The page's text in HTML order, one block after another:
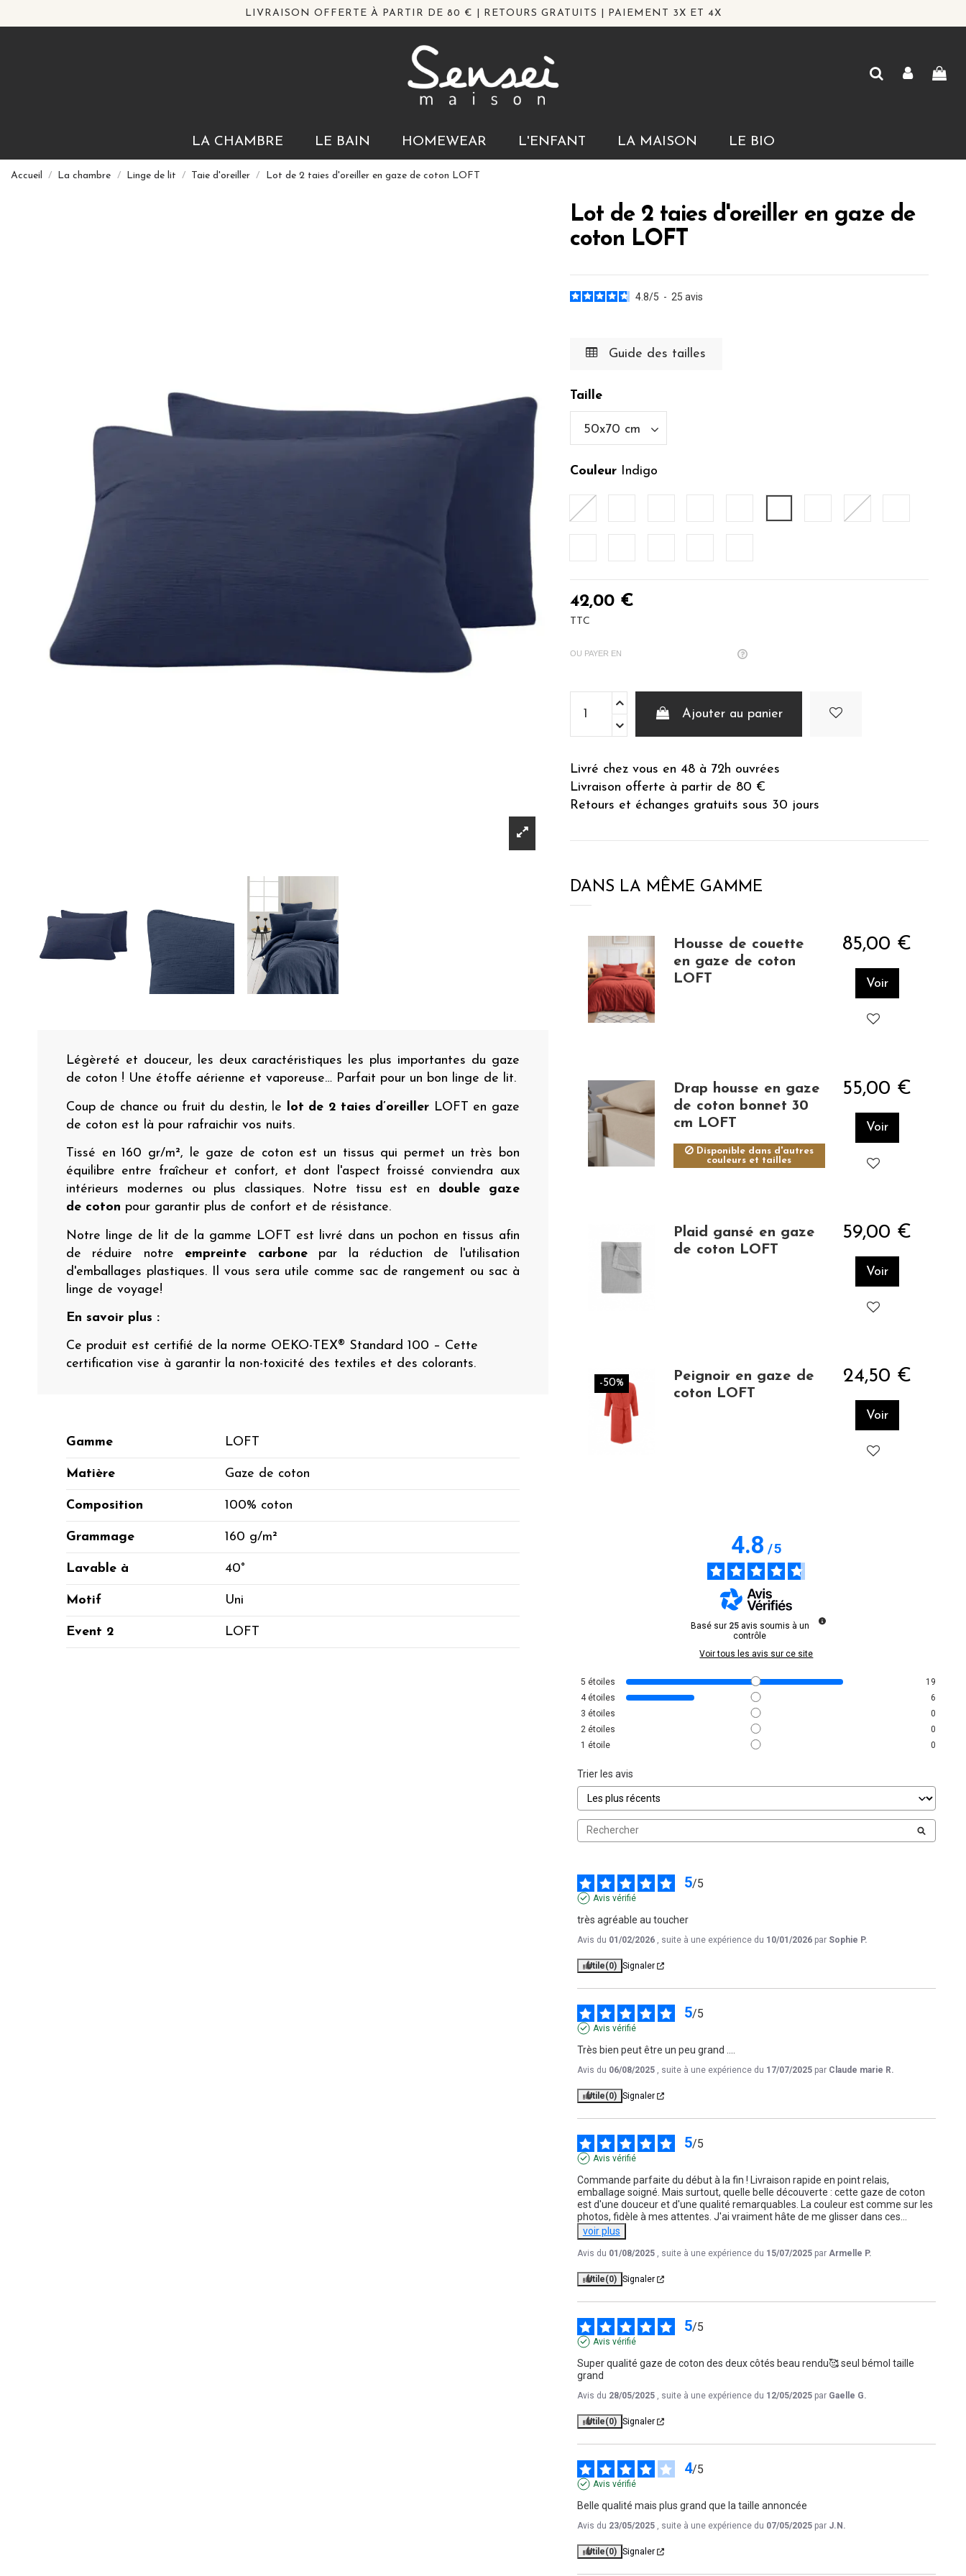
LIVRAISON OFFERTE À PARTIR DE 80 € | RETOURS GRATUITS | PAIEMENT 3X ET 4X
LA CHAMBRE LE BAIN HOMEWEAR L'ENFANT LA MAISON LE BIO
Accueil La chambre Linge de lit Taie d'oreiller Lot de 2 taies d'oreiller en gaze de coton LOFT
Légèreté et douceur, les deux caractéristiques les plus importantes du gaze
de coton ! Une étoffe aérienne et vaporeuse… Parfait pour un bon linge de lit.
Coup de chance ou fruit du destin, le lot de 2 taies d’oreiller LOFT en gaze
de coton est là pour rafraichir vos nuits.
Tissé en 160 gr/m², le gaze de coton est un tissus qui permet un très bon
équilibre entre fraîcheur et confort, et dont l'aspect froissé conviendra aux
intérieurs modernes ou plus classiques. Notre tissu est en double gaze
de coton pour garantir plus de confort et de résistance.
Notre linge de lit de la gamme LOFT est livré dans un pochon en tissus afin
de réduire notre empreinte carbonepar la réduction de l'utilisation
d'emballages plastiques. Il vous sera utile comme sac de rangement ou sac à
linge de voyage!
En savoir plus :
Ce produit est certifié de la norme OEKO-TEX® Standard 100 – Cette
certification vise à garantir la non-toxicité des textiles et des colorants.
Gamme LOFT
Matière Gaze de coton
Composition 100% coton
Grammage 160 g/m²
Lavable à 40°
Motif Uni
Event 2 LOFT
Lot de 2 taies d'oreiller en gaze de
coton LOFT
4.8/5 - 25 avis
Guide des tailles
Taille
Couleur Indigo
Ardoise Menthe
42,00 €
TTC
OU PAYER EN
Ajouter au panier
Livré chez vous en 48 à 72h ouvrées
Livraison offerte à partir de 80 €
Retours et échanges gratuits sous 30 jours
DANS LA MÊME GAMME
Housse de couette
en gaze de coton
LOFT
85,00 €
Voir
Drap housse en gaze
de coton bonnet 30
cm LOFT
Disponible dans d'autres
couleurs et tailles
55,00 €
Voir
Plaid gansé en gaze
de coton LOFT
59,00 €
Voir
-50%
Peignoir en gaze de
coton LOFT
24,50 €
Voir
4.8/5
Basé sur 25 avis soumis à un
contrôle
Voir tous les avis sur ce site
5 étoiles
19
4 étoiles
6
3 étoiles
0
2 étoiles
0
1 étoile 0
Trier les avis
5/5
Avis vérifié
très agréable au toucher
Avis du 01/02/2026 , suite à une expérience du 10/01/2026 par Sophie P.
Utile(0) Signaler
5/5
Avis vérifié
Très bien peut être un peu grand ....
Avis du 06/08/2025 , suite à une expérience du 17/07/2025 par Claude marie R.
Utile(0) Signaler
5/5
Avis vérifié
Commande parfaite du début à la fin ! Livraison rapide en point relais,
emballage soigné. Mais surtout, quelle belle découverte : cette gaze de coton
est d'une douceur et d'une qualité remarquables. La couleur est comme sur les
photos, fidèle à mes attentes. J'ai vraiment hâte de me glisser dans ces
voir plus
Avis du 01/08/2025 , suite à une expérience du 15/07/2025 par Armelle P.
Utile(0) Signaler
5/5
Avis vérifié
Super qualité gaze de coton des deux côtés beau rendu🥰 seul bémol taille
grand
Avis du 28/05/2025 , suite à une expérience du 12/05/2025 par Gaelle G.
Utile(0) Signaler
4/5
Avis vérifié
Belle qualité mais plus grand que la taille annoncée
Avis du 23/05/2025 , suite à une expérience du 07/05/2025 par J.N.
Utile(0) Signaler